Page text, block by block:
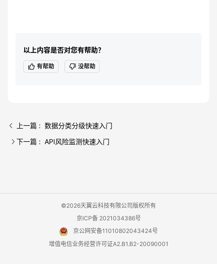
以上内容是否对您有帮助？
有帮助 没帮助
上一篇 : 数据分类分级快速入门
下一篇 : API风险监测快速入门
©2026天翼云科技有限公司版权所有
京ICP备 2021034386号
京公网安备11010802043424号
增值电信业务经营许可证A2.B1.B2-20090001